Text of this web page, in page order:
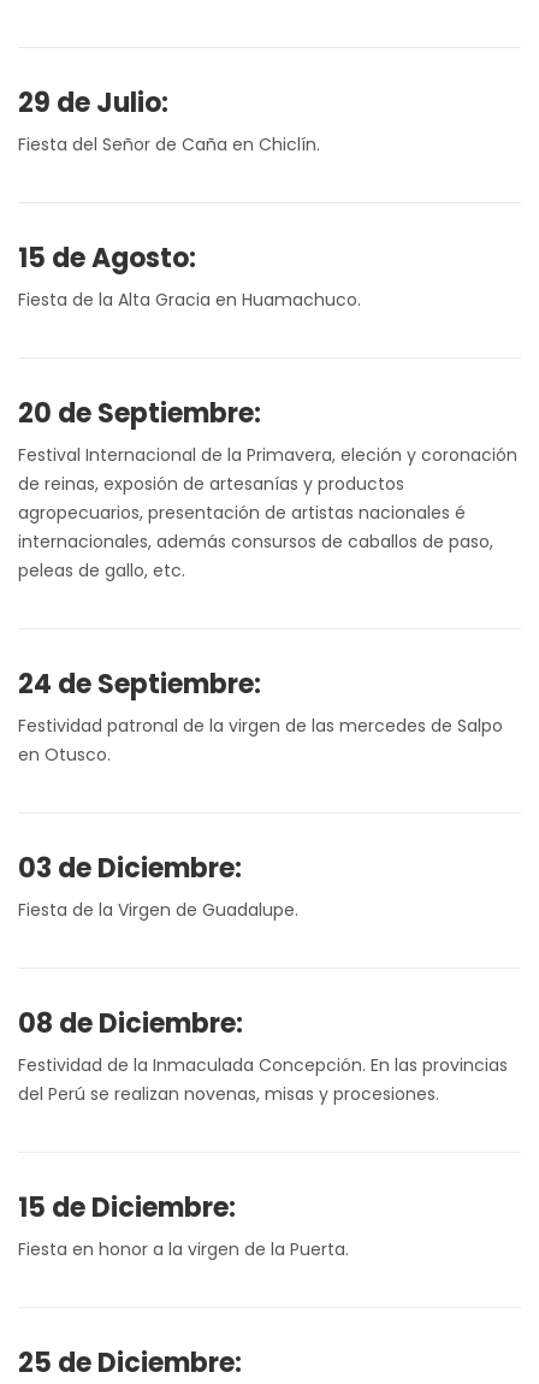
29 de Julio:
Fiesta del Señor de Caña en Chiclín.
15 de Agosto:
Fiesta de la Alta Gracia en Huamachuco.
20 de Septiembre:
Festival Internacional de la Primavera, eleción y coronación
de reinas, exposión de artesanías y productos
agropecuarios, presentación de artistas nacionales é
internacionales, además consursos de caballos de paso,
peleas de gallo, etc.
24 de Septiembre:
Festividad patronal de la virgen de las mercedes de Salpo
en Otusco.
03 de Diciembre:
Fiesta de la Virgen de Guadalupe.
08 de Diciembre:
Festividad de la Inmaculada Concepción. En las provincias
del Perú se realizan novenas, misas y procesiones.
15 de Diciembre:
Fiesta en honor a la virgen de la Puerta.
25 de Diciembre: